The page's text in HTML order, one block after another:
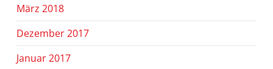
März 2018
Dezember 2017
Januar 2017